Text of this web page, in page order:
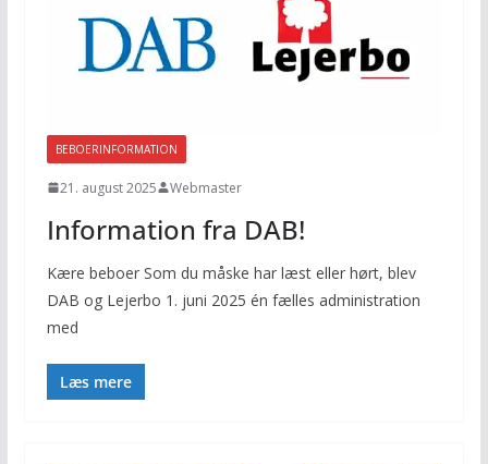
BEBOERINFORMATION
21. august 2025 Webmaster
Information fra DAB!
Kære beboer Som du måske har læst eller hørt, blev
DAB og Lejerbo 1. juni 2025 én fælles administration
med
Læs mere